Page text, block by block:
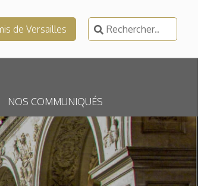
de Versailles
Rechercher :
NOS COMMUNIQUÉS